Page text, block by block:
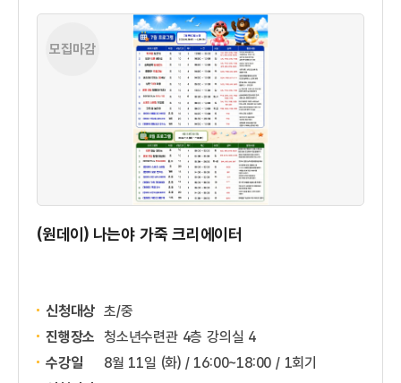
모집마감
(원데이) 나는야 가죽 크리에이터
신청대상 초/중
진행장소 청소년수련관 4층 강의실 4
수강일
8월 11일 (화) / 16:00~18:00 / 1회기